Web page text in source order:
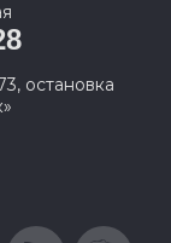
остановка